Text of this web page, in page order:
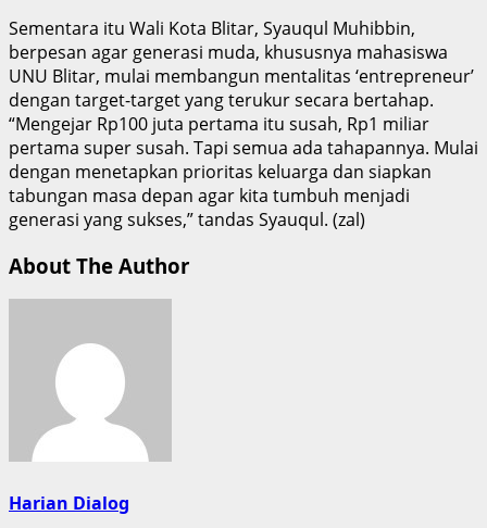
Sementara itu Wali Kota Blitar, Syauqul Muhibbin,
berpesan agar generasi muda, khususnya mahasiswa
UNU Blitar, mulai membangun mentalitas ‘entrepreneur’
dengan target-target yang terukur secara bertahap.
“Mengejar Rp100 juta pertama itu susah, Rp1 miliar
pertama super susah. Tapi semua ada tahapannya. Mulai
dengan menetapkan prioritas keluarga dan siapkan
tabungan masa depan agar kita tumbuh menjadi
generasi yang sukses,” tandas Syauqul. (zal)
About The Author
Harian Dialog